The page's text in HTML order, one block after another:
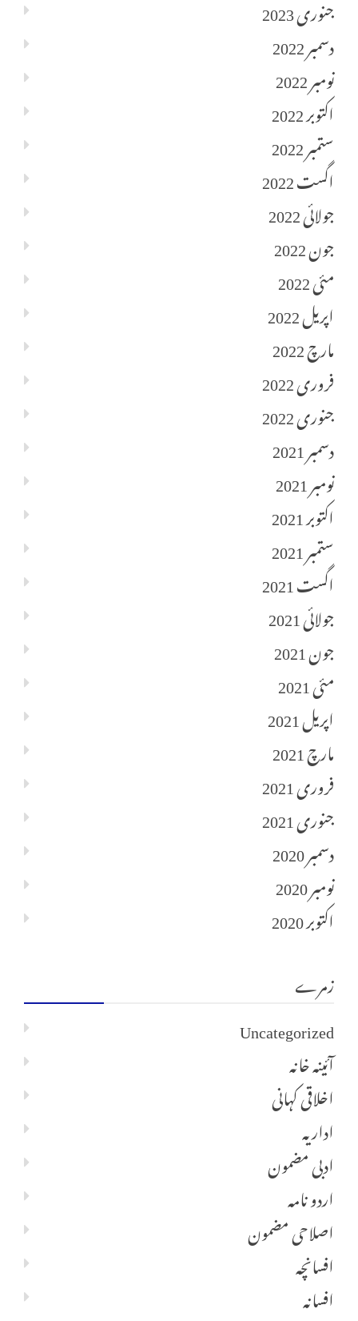
جنوری 2023
دسمبر 2022
نومبر 2022
اکتوبر 2022
ستمبر 2022
اگست 2022
جولائی 2022
جون 2022
مئی 2022
اپریل 2022
مارچ 2022
فروری 2022
جنوری 2022
دسمبر 2021
نومبر 2021
اکتوبر 2021
ستمبر 2021
اگست 2021
جولائی 2021
جون 2021
مئی 2021
اپریل 2021
مارچ 2021
فروری 2021
جنوری 2021
دسمبر 2020
نومبر 2020
اکتوبر 2020
زمرے
Uncategorized
آئینہ خانہ
اخلاقی کہانی
اداریہ
ادبی مضمون
اردو نامہ
اصلاحی مضمون
افسانچہ
افسانہ